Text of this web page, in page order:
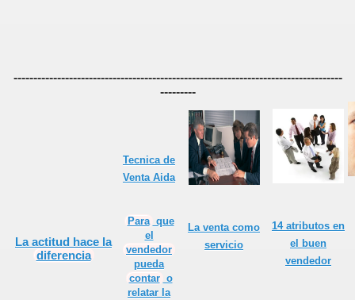
-----------------------------------------------------------------------------------
---------
Laactitud hace la
diferencia
Tecnica de
Venta Aida
Para que
el
vendedor
pueda
contar o
relatar la
La venta como
servicio
14 atributos en
el buen
vendedor